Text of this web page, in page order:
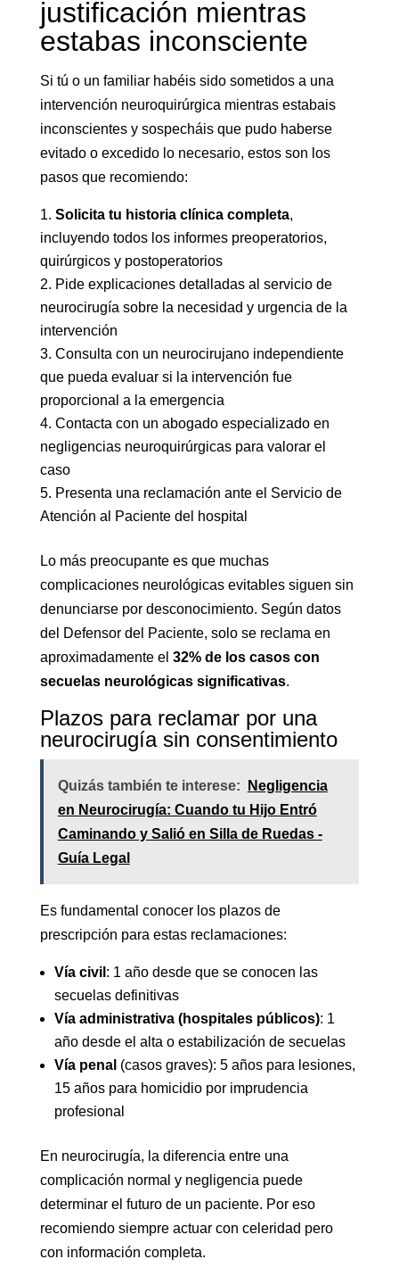
justificación mientras
estabas inconsciente
Si tú o un familiar habéis sido sometidos a una
intervención neuroquirúrgica mientras estabais
inconscientes y sospecháis que pudo haberse
evitado o excedido lo necesario, estos son los
pasos que recomiendo:
Solicita tu historia clínica completa,
incluyendo todos los informes preoperatorios,
quirúrgicos y postoperatorios
Pide explicaciones detalladas al servicio de
neurocirugía sobre la necesidad y urgencia de la
intervención
Consulta con un neurocirujano independiente
que pueda evaluar si la intervención fue
proporcional a la emergencia
Contacta con un abogado especializado en
negligencias neuroquirúrgicas para valorar el
caso
Presenta una reclamación ante el Servicio de
Atención al Paciente del hospital
Lo más preocupante es que muchas
complicaciones neurológicas evitables siguen sin
denunciarse por desconocimiento. Según datos
del Defensor del Paciente, solo se reclama en
aproximadamente el 32% de los casos con
secuelas neurológicas significativas.
Plazos para reclamar por una
neurocirugía sin consentimiento
Quizás también te interese:
Negligencia
en Neurocirugía: Cuando tu Hijo Entró
Caminando y Salió en Silla de Ruedas -
Guía Legal
Es fundamental conocer los plazos de
prescripción para estas reclamaciones:
Vía civil : 1 año desde que se conocen las
secuelas definitivas
Vía administrativa (hospitales públicos): 1
año desde el alta o estabilización de secuelas
Vía penal (casos graves): 5 años para lesiones,
15 años para homicidio por imprudencia
profesional
En neurocirugía, la diferencia entre una
complicación normal y negligencia puede
determinar el futuro de un paciente. Por eso
recomiendo siempre actuar con celeridad pero
con información completa.